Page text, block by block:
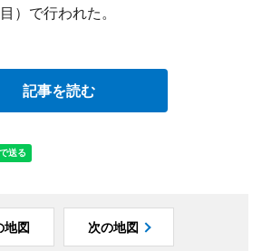
）で行われた。
記事を読む
地図 次の地図